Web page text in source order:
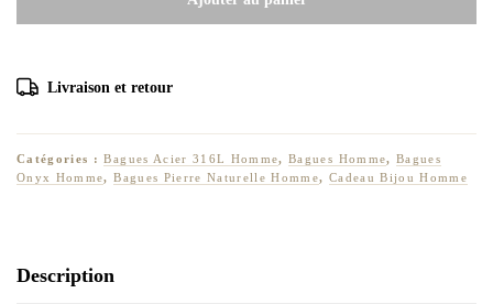
Livraison et retour
Catégories :Bagues Acier 316L Homme,Bagues Homme, Bagues
Onyx Homme,Bagues Pierre Naturelle Homme, Cadeau Bijou Homme
Description